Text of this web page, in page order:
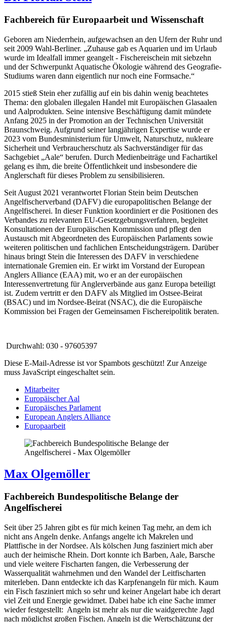
Fachbereich für Europaarbeit und Wissenschaft
Geboren am Niederrhein, aufgewachsen an den Ufern der Ruhr und
seit 2009 Wahl-Berliner. „Zuhause gab es Aquarien und im Urlaub
wurde im Idealfall immer geangelt - Fischereischein mit siebzehn
und der Schwerpunkt Aquatische Ökologie während des Geografie-
Studiums waren dann eigentlich nur noch eine Formsache.“
2015 stieß Stein eher zufällig auf ein bis dahin wenig beachtetes
Thema: den globalen illegalen Handel mit Europäischen Glasaalen
und Aalprodukten. Seine intensive Beschäftigung damit mündete
Anfang 2025 in der Promotion an der Technischen Universität
Braunschweig. Aufgrund seiner langjährigen Expertise wurde er
2023 vom Bundesministerium für Umwelt, Naturschutz, nukleare
Sicherheit und Verbraucherschutz als Sachverständiger für das
Sachgebiet „Aale“ berufen. Durch Medienbeiträge und Fachartikel
gelang es ihm, die breite Öffentlichkeit und insbesondere die
Anglerschaft für dieses Problem zu sensibilisieren.
Seit August 2021 verantwortet Florian Stein beim Deutschen
Angelfischerverband (DAFV) die europapolitischen Belange der
Angelfischerei. In dieser Funktion koordiniert er die Positionen des
Verbandes zu relevanten EU‑Gesetzgebungsverfahren, begleitet
Konsultationen der Europäischen Kommission und pflegt den
Austausch mit Abgeordneten des Europäischen Parlaments sowie
weiteren politischen und fachlichen Entscheidungsträgern. Darüber
hinaus bringt Stein die Interessen des DAFV in verschiedene
internationale Gremien ein. Er wirkt im Vorstand der European
Anglers Alliance (EAA) mit, wo er an der europäischen
Interessenvertretung für Anglerverbände aus ganz Europa beteiligt
ist. Zudem vertritt er den DAFV als Mitglied im Ostsee‑Beirat
(BSAC) und im Nordsee‑Beirat (NSAC), die die Europäische
Kommission bei Fragen der Gemeinsamen Fischereipolitik beraten.
Durchwahl: 030 - 97605397
Diese E-Mail-Adresse ist vor Spambots geschützt! Zur Anzeige
muss JavaScript eingeschaltet sein.
Mitarbeiter
Europäischer Aal
Europäisches Parlament
European Anglers Alliance
Europaarbeit
Max Olgemöller
Fachbereich Bundespolitische Belange der
Angelfischerei
Seit über 25 Jahren gibt es für mich keinen Tag mehr, an dem ich
nicht ans Angeln denke. Anfangs angelte ich Makrelen und
Plattfische in der Nordsee. Als kölschen Jung fasziniert mich aber
auch der heimische Rhein. Dort konnte ich Barben, Aale, Barsche
und viele weitere Fischarten fangen, die Verbesserung der
Wasserqualität wahrnehmen und den Wandel der Leitfischarten
miterleben. Dann entdeckte ich das Karpfenangeln für mich. Kaum
ein Fisch fasziniert mich so sehr und keiner Angelart habe ich derart
viel Zeit und Energie gewidmet. Dabei habe ich eine Sache immer
wieder festgestellt: Angeln ist mehr als nur die waidgerechte Jagd
nach möglichst großen Fischen. Angeln ist die Wertschätzung der